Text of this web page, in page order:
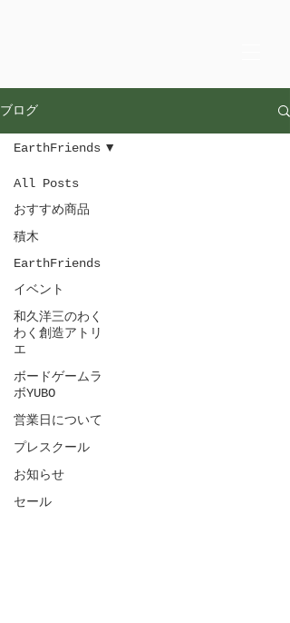
ブログ
All Posts
おすすめ商品
積木
EarthFriends
イベント
和久洋三のわく
わく創造アトリ
エ
ボードゲームラ
ボYUBO
営業日について
プレスクール
お知らせ
セール
EarthFriends